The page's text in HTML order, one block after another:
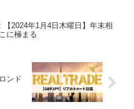
【2024年1月4日木曜日】年末相
に極まる
ンド